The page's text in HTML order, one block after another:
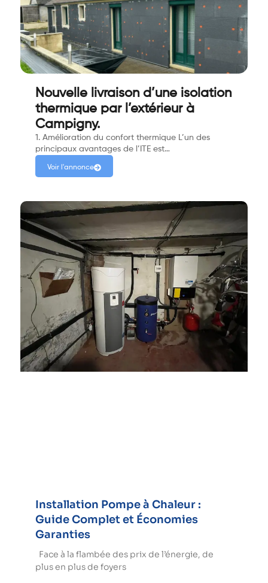
Nouvelle livraison d’une isolation
thermique par l’extérieur à
Campigny.
1. Amélioration du confort thermique L’un des
principaux avantages de l’ITE est…
Voir l'annonce
Installation Pompe à Chaleur :
Guide Complet et Économies
Garanties
Face à la flambée des prix de l’énergie, de
plus en plus de foyers